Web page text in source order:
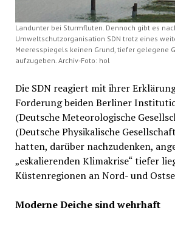
Landunter bei Sturmfluten. Dennoch gibt es
Umweltschutzorganisation SDN trotz eines
Meeresspiegels keinen Grund, tiefer gelegene
aufzugeben. Archiv-Foto: hol
Die SDN reagiert mit ihrer
Forderung beiden Berliner
(Deutsche Meteorologische
(Deutsche Physikalische
hatten, darüber nachzudenken,
„eskalierenden Klimakrise“ tiefer
Küstenregionen an Nord- und
Moderne Deiche sind wehrhaft